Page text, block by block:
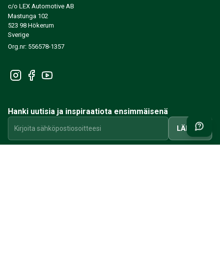
c/o LEX Automotive AB
Mastunga 102
523 98 Hökerum
Sverige
Org.nr: 556578-1357
Hanki uutisia ja inspiraatiota ensimmäisenä
LÄHETÄ